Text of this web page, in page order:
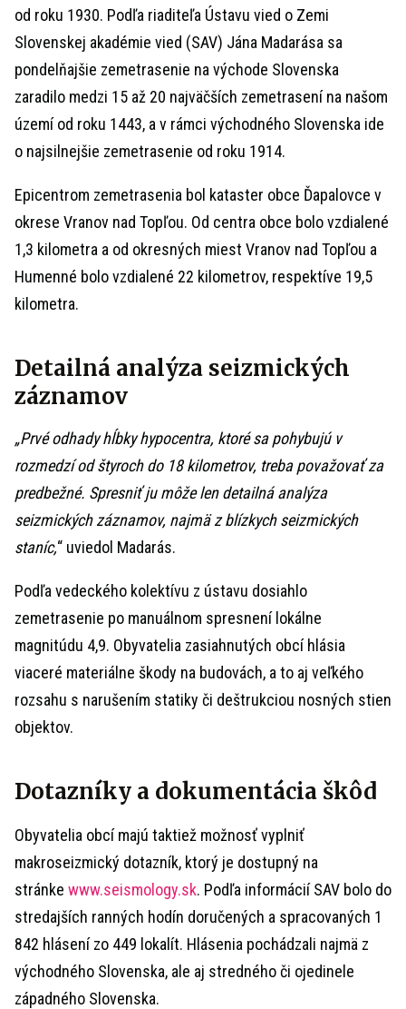
od roku 1930. Podľa riaditeľa Ústavu vied o Zemi
Slovenskej akadémie vied (SAV) Jána Madarása sa
pondelňajšie zemetrasenie na východe Slovenska
zaradilo medzi 15 až 20 najväčších zemetrasení na našom
území od roku 1443, a v rámci východného Slovenska ide
o najsilnejšie zemetrasenie od roku 1914.
Epicentrom zemetrasenia bol kataster obce Ďapalovce v
okrese Vranov nad Topľou. Od centra obce bolo vzdialené
1,3 kilometra a od okresných miest Vranov nad Topľou a
Humenné bolo vzdialené 22 kilometrov, respektíve 19,5
kilometra.
Detailná analýza seizmických
záznamov
„Prvé odhady hĺbky hypocentra, ktoré sa pohybujú v
rozmedzí od štyroch do 18 kilometrov, treba považovať za
predbežné. Spresniť ju môže len detailná analýza
seizmických záznamov, najmä z blízkych seizmických
staníc,“ uviedol Madarás.
Podľa vedeckého kolektívu z ústavu dosiahlo
zemetrasenie po manuálnom spresnení lokálne
magnitúdu 4,9. Obyvatelia zasiahnutých obcí hlásia
viaceré materiálne škody na budovách, a to aj veľkého
rozsahu s narušením statiky či deštrukciou nosných stien
objektov.
Dotazníky a dokumentácia škôd
Obyvatelia obcí majú taktiež možnosť vyplniť
makroseizmický dotazník, ktorý je dostupný na
stránke www.seismology.sk. Podľa informácií SAV bolo do
stredajších ranných hodín doručených a spracovaných 1
842 hlásení zo 449 lokalít. Hlásenia pochádzali najmä z
východného Slovenska, ale aj stredného či ojedinele
západného Slovenska.